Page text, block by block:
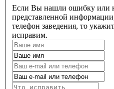
Если Вы нашли ошибку или
представленной
телефон заведения, то
исправим.